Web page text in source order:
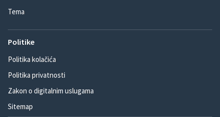
Tema
Politike
Politika kolačića
Politika privatnosti
Zakon o digitalnim uslugama
Sitemap